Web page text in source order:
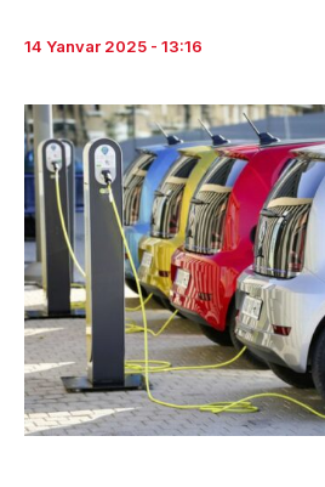
14 Yanvar 2025 - 13:16